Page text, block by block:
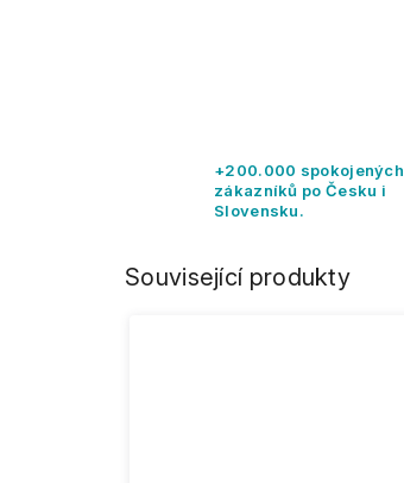
+200.000 spokojených
zákazníků po Česku i
Slovensku.
Související produkty